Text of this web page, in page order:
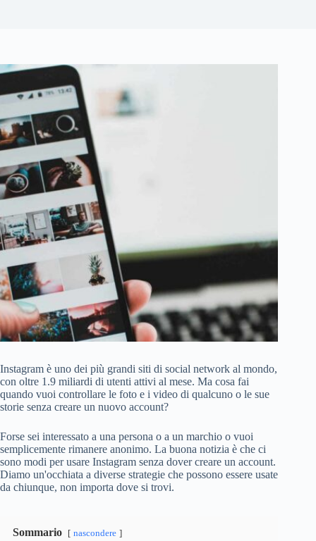
Instagram è uno dei più grandi siti di social network al mondo,
con oltre 1.9 miliardi di utenti attivi al mese. Ma cosa fai
quando vuoi controllare le foto e i video di qualcuno o le sue
storie senza creare un nuovo account?
Forse sei interessato a una persona o a un marchio o vuoi
semplicemente rimanere anonimo. La buona notizia è che ci
sono modi per usare Instagram senza dover creare un account.
Diamo un'occhiata a diverse strategie che possono essere usate
da chiunque, non importa dove si trovi.
Sommario nascondere